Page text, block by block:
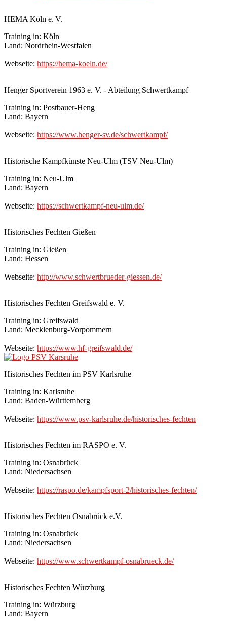
HEMA Köln e. V.
Training in: Köln
Land: Nordrhein-Westfalen
Webseite: https://hema-koeln.de/
Henger Sportverein 1963 e. V. - Abteilung Schwertkampf
Training in: Postbauer-Heng
Land: Bayern
Webseite: https://www.henger-sv.de/schwertkampf/
Historische Kampfkünste Neu-Ulm (TSV Neu-Ulm)
Training in: Neu-Ulm
Land: Bayern
Webseite: https://schwertkampf-neu-ulm.de/
Historisches Fechten Gießen
Training in: Gießen
Land: Hessen
Webseite: http://www.schwertbrueder-giessen.de/
Historisches Fechten Greifswald e. V.
Training in: Greifswald
Land: Mecklenburg-Vorpommern
Webseite: https://www.hf-greifswald.de/
Historisches Fechten im PSV Karlsruhe
Training in: Karlsruhe
Land: Baden-Württemberg
Webseite: https://www.psv-karlsruhe.de/historisches-fechten
Historisches Fechten im RASPO e. V.
Training in: Osnabrück
Land: Niedersachsen
Webseite: https://raspo.de/kampfsport-2/historisches-fechten/
Historisches Fechten Osnabrück e.V.
Training in: Osnabrück
Land: Niedersachsen
Webseite: https://www.schwertkampf-osnabrueck.de/
Historisches Fechten Würzburg
Training in: Würzburg
Land: Bayern